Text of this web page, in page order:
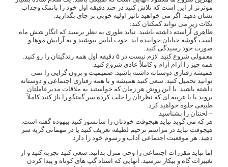
موثرتر از این است که تلاش کنید در چند دقیقه اول خود را بانمک وجذاب
نشان دهید. اگر می خواهید تاثیر اولیه خوبی بر جای بگذارید.
نکات زیر می تواند کمکتان کند:
ظاهری آراسته داشته باشید. نباید طوری به نظر برسید که انگار شش ماه
است گوشه خیابان خوابیده اید. خوب لباس بپوشید و به آرایش موها و
صورت خود رسیدگی کنید.
معمولی شروع کنید. لازم نیست در ۵ دقیقه اول همه زندگیتان را رو کنید.
همه چیز را آرام آرام و کاملاً عادی شروع کنید.
همیشه رفتاری دوستانه داشته باشید. صمیمیت و برون گرایی را نمی
توانید تحمیل کنید. سعی کنید همیشه و با همه رفتاری اجتماعی و دوستانه
داشته باشید. با این روش هر زمان که خواستید به ملاقات مدیرعاملتان
بروید یا با غریبه ای که نظرتان را جلب کرده سر گفتگو را باز کنید کاملاً
طبیعی جلوه خواهید کرد.
– لحنتان را بشناسید
هر که می گوید نباید هیچوقت خودتان را سانسور کنید بیهوده گفته است.
هیچوقت نباید در مراسم ترحیم لطیفه تعریف کنید یا در مهمانی گریه سر
دهید. هر موقعیت اجتماعی آداب و رسوم خود را دارد.
اما نباید مقررات اجتماعی را وحی منزل بدانید. سعی کنید تجربه کنید و از
تغییرات گاه و بیکار نترسید. آنهایی که استاد گپ های کوتاه و پیدا کردن